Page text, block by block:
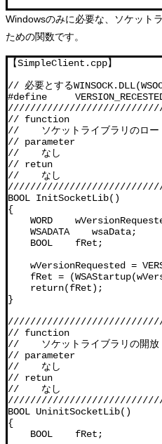
Windowsのみに必要な、ソケット
ための関数です。
【SimpleClient.cpp】
// 必要とする
#define
// function
//    ソケットライブラリのロー
// parameter
//    なし
// retun
//    なし
BOOL InitSocketLib()
{
WORD
WSADATA    wsaData;
    BOOL    fRet;
wVersionRequested =
fRet =
    return(fRet);
}
// function
//    ソケットライブラリの開放
// parameter
//    なし
// retun
//    なし
BOOL UninitSocketLib()
{
    BOOL    fRet;